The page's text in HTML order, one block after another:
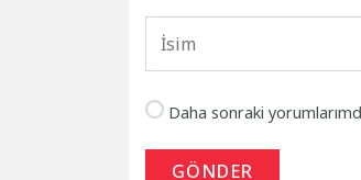
Daha sonraki
GÖNDER